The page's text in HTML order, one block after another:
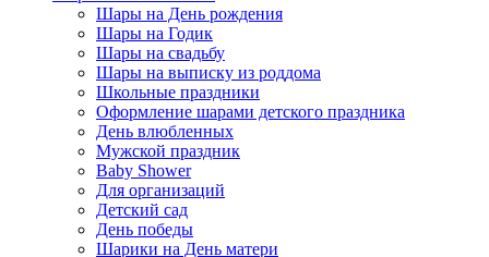
Шары на День рождения
Шары на Годик
Шары на свадьбу
Шары на выписку из роддома
Школьные праздники
Оформление шарами детского праздника
День влюбленных
Мужской праздник
Baby Shower
Для организаций
Детский сад
День победы
Шарики на День матери